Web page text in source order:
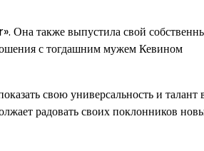
также выпустила свой
с тогдашним мужем Кевином
свою универсальность и талант
радовать своих поклонников